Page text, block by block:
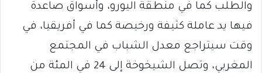
والطلب كما في منطقة اليورو، وأسواق صاعدة
فيها يد عاملة كثيفة ورخيصة كما في أفريقيا، في
وقت سيتراجع معدل الشباب في المجتمع
المغربي، وتصل الشيخوخة إلى 24 في المئة من